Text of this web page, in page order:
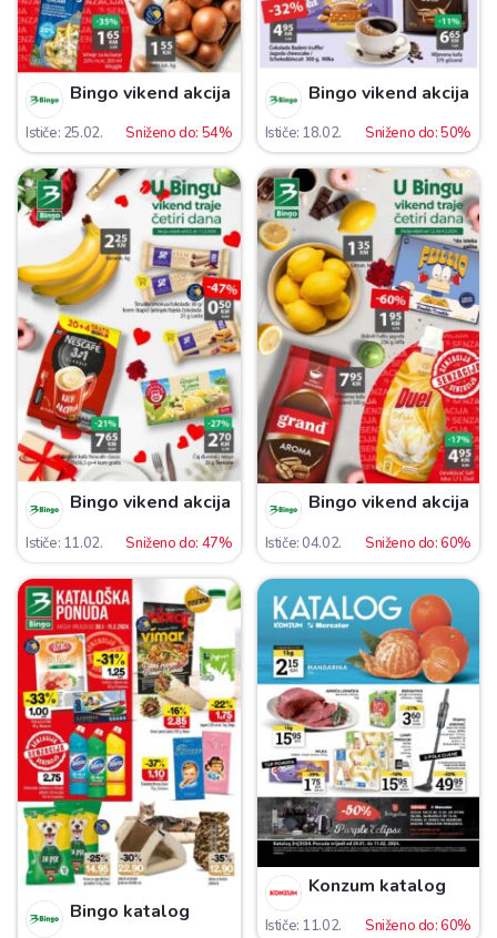
Bingo vikend akcija
Ističe: 25.02. Sniženo do: 54%
Bingo vikend akcija
Ističe: 18.02. Sniženo do: 50%
Bingo vikend akcija
Ističe: 11.02. Sniženo do: 47%
Bingo vikend akcija
Ističe: 04.02. Sniženo do: 60%
Bingo katalog
Konzum katalog
Ističe: 11.02. Sniženo do: 60%